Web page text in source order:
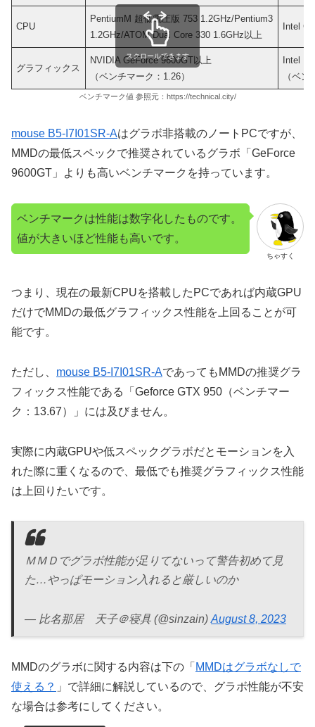
CPU
PentiumM 超低電圧版 753 1.2GHz/Pentium3
1.2GHz/ATOM Dual Core 330 1.6GHz以上
Intel
グラフィックス
NVIDIA GeForce 9600GT以上
（ベンチマーク：1.26）
Intel
（ベ
スクロールできます
ベンチマーク値 参照元：https://technical.city/
mouse B5-I7I01SR-Aはグラボ非搭載のノートPCですが、
MMDの最低スペックで推奨されているグラボ「GeForce
9600GT」よりも高いベンチマークを持っています。
ちゃすく
ベンチマークは性能は数字化したものです。
値が大きいほど性能も高いです。
つまり、現在の最新CPUを搭載したPCであれば内蔵GPU
だけでMMDの最低グラフィックス性能を上回ることが可
能です。
ただし、 mouse B5-I7I01SR-AであってもMMDの推奨グラ
フィックス性能である「Geforce GTX 950（ベンチマー
ク：13.67）」には及びません。
実際に内蔵GPUや低スペックグラボだとモーションを入
れた際に重くなるので、最低でも推奨グラフィックス性能
は上回りたいです。
ＭＭＤでグラボ性能が足りてないって警告初めて見
た…やっぱモーション入れると厳しいのか
— 比名那居 天子＠寝具 (@sinzain) August 8, 2023
MMDのグラボに関する内容は下の「 MMDはグラボなしで
使える？ 」で詳細に解説しているので、グラボ性能が不安
な場合は参考にしてください。